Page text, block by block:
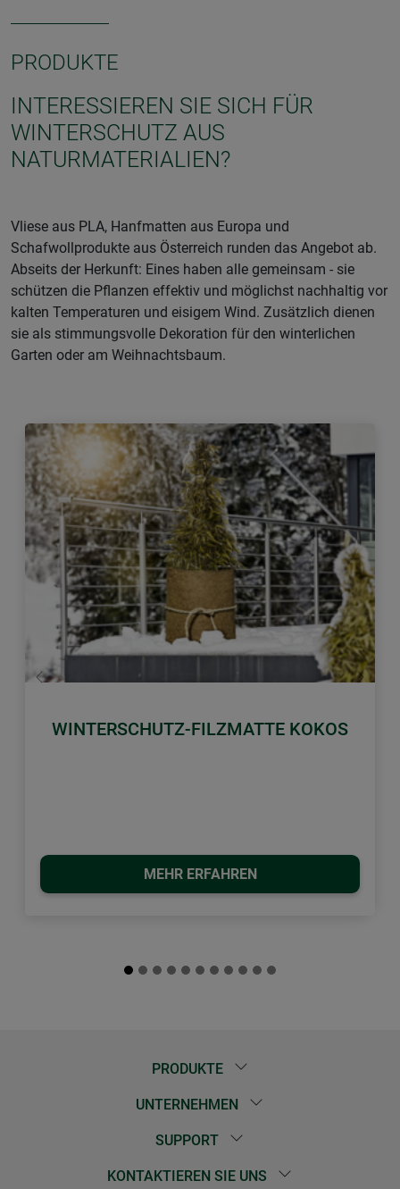
PRODUKTE
INTERESSIEREN SIE SICH FÜR
WINTERSCHUTZ AUS
NATURMATERIALIEN?
Vliese aus PLA, Hanfmatten aus Europa und
Schafwollprodukte aus Österreich runden das Angebot ab.
Abseits der Herkunft: Eines haben alle gemeinsam - sie
schützen die Pflanzen effektiv und möglichst nachhaltig vor
kalten Temperaturen und eisigem Wind. Zusätzlich dienen
sie als stimmungsvolle Dekoration für den winterlichen
Garten oder am Weihnachtsbaum.
WINTERSCHUTZ-FILZMATTE KOKOS
MEHR ERFAHREN
Zurück Weiter
PRODUKTE
UNTERNEHMEN
SUPPORT
KONTAKTIEREN SIE UNS